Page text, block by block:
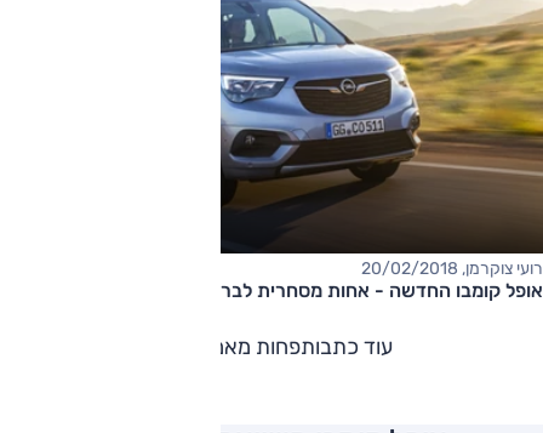
רועי צוקרמן, 20/02/2018
אופל קומבו החדשה - אחות מסחרית לברלינגו
עוד כתבותפחות מאמרים